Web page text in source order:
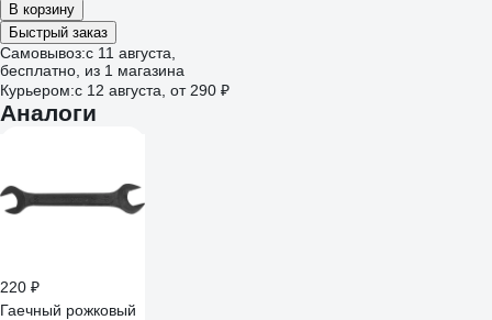
В корзину
Быстрый заказ
Самовывоз:c 11 августа,
бесплатно , из 1 магазина
Курьером:c 12 августа, от 290 ₽
Аналоги
220 ₽
Гаечный рожковый